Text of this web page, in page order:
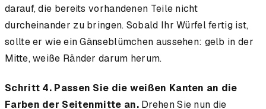
darauf, die bereits vorhandenen Teile nicht
durcheinander zu bringen. Sobald Ihr Würfel fertig ist,
sollte er wie ein Gänseblümchen aussehen: gelb in der
Mitte, weiße Ränder darum herum.
Schritt 4. Passen Sie die weißen Kanten an die
Farben der Seitenmitte an.Drehen Sie nun die